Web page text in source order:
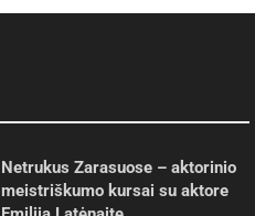
Netrukus Zarasuose – aktorinio
meistriškumo kursai su aktore